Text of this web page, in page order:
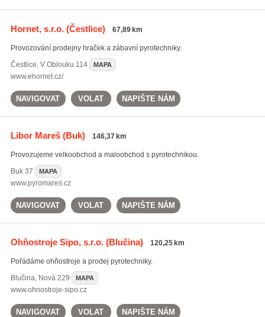
Hornet, s.r.o.(Čestlice) 67,89 km
Provozování prodejny hraček a zábavní pyrotechniky.
Čestlice, V Oblouku 114 MAPA
www.ehornet.cz/
NAVIGOVAT VOLAT NAPIŠTE NÁM
Libor Mareš(Buk) 146,37 km
Provozujeme velkoobchod a maloobchod s pyrotechnikou.
Buk37 MAPA
www.pyromares.cz
NAVIGOVAT VOLAT NAPIŠTE NÁM
Ohňostroje Sipo, s.r.o.(Blučina) 120,25 km
Pořádáme ohňostroje a prodej pyrotechniky.
Blučina, Nová 229 MAPA
www.ohnostroje-sipo.cz
NAVIGOVAT VOLAT NAPIŠTE NÁM